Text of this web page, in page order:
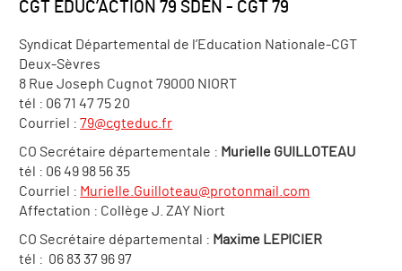
CGT EDUC’ACTION 79 SDEN - CGT 79
Syndicat Départemental de l’Education Nationale-CGT
Deux-Sèvres
8 Rue Joseph Cugnot 79000 NIORT
tél : 06 71 47 75 20
Courriel :79@cgteduc.fr
CO Secrétaire départementale : Murielle GUILLOTEAU
tél : 06 49 98 56 35
Courriel : Murielle.Guilloteau@protonmail.com
Affectation : Collège J. ZAY Niort
CO Secrétaire départemental : Maxime LEPICIER
tél : 06 83 37 96 97